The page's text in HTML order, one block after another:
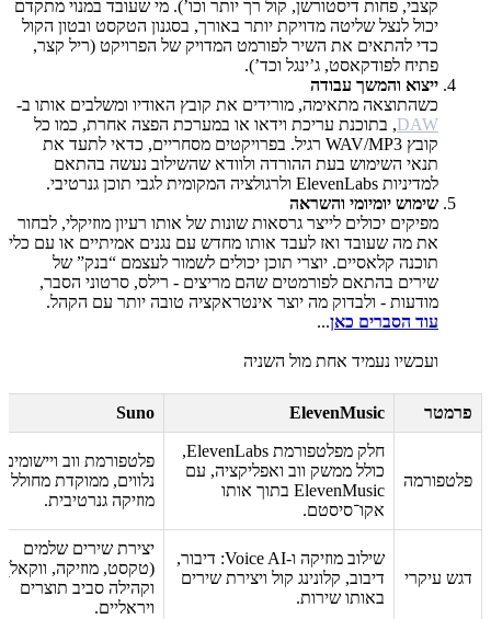
קצבי, פחות דיסטורשן, קול רך יותר וכו’). מי שעובד במנוי מתקדם
יכול לנצל שליטה מדויקת יותר באורך, בסגנון הטקסט ובטון הקול
כדי להתאים את השיר לפורמט המדויק של הפרויקט (ריל קצר,
פתיח לפודקאסט, ג’ינגל וכד’).
ייצוא והמשך עבודה
כשהתוצאה מתאימה, מורידים את קובץ האודיו ומשלבים אותו ב-
DAW, בתוכנת עריכת וידאו או במערכת הפצה אחרת, כמו כל
קובץ WAV/MP3 רגיל. בפרויקטים מסחריים, כדאי לתעד את
תנאי השימוש בעת ההורדה ולוודא שהשילוב נעשה בהתאם
למדיניות ElevenLabs ולרגולציה המקומית לגבי תוכן גנרטיבי.
שימוש יומיומי והשראה
מפיקים יכולים לייצר גרסאות שונות של אותו רעיון מוזיקלי, לבחור
את מה שעובד ואז לעבד אותו מחדש עם נגנים אמיתיים או עם כלי
תוכנה קלאסיים. יוצרי תוכן יכולים לשמור לעצמם “בנק” של
שירים בהתאם לפורמטים שהם מריצים - רילס, סרטוני הסבר,
מודעות - ולבדוק מה יוצר אינטראקציה טובה יותר עם הקהל.
עוד הסברים כאן...
ועכשיו נעמיד אחת מול השניה
פרמטר ElevenMusic
Suno
פלטפורמה
חלק מפלטפורמת ElevenLabs,
כולל ממשק ווב ואפליקציה, עם
ElevenMusic בתוך אותו
אקו־סיסטם.
פלטפורמת ווב ויישומים
נלווים, ממוקדת מחולל
מוזיקה גנרטיבית.
דגש עיקרי
שילוב מוזיקה ו-Voice AI: דיבור,
דיבוב, קלונינג קול ויצירת שירים
באותו שירות.
יצירת שירים שלמים
(טקסט, מוזיקה, ווקאל)
וקהילה סביב תוצרים
ויראליים.